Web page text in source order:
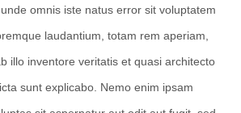
omnis iste natus error sit voluptatem
laudantium, totam rem aperiam,
illo inventore veritatis et quasi architecto
sunt explicabo. Nemo enim ipsam